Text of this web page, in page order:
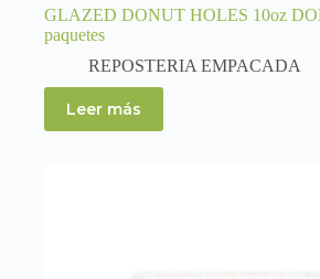
GLAZED DONUT HOLES 10oz
paquetes
REPOSTERIA EMPACADA
Leer más